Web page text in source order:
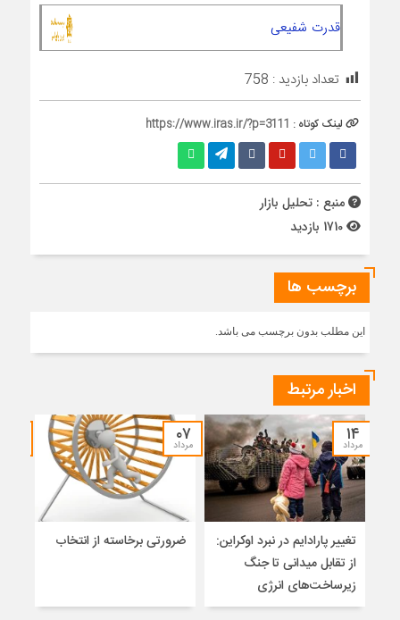
قدرت شفیعی
تعداد بازدید : 758
لینک کوتاه : https://www.iras.ir/?p=3111
منبع : تحلیل بازار
برچسب ها
این مطلب بدون برچسب می باشد.
اخبار مرتبط
۱۴
مرداد
تغییر پارادایم در نبرد اوکراین:
از تقابل میدانی تا جنگ
زیرساخت‌های انرژی
۰۷
مرداد
ضرورتی برخاسته از انتخاب